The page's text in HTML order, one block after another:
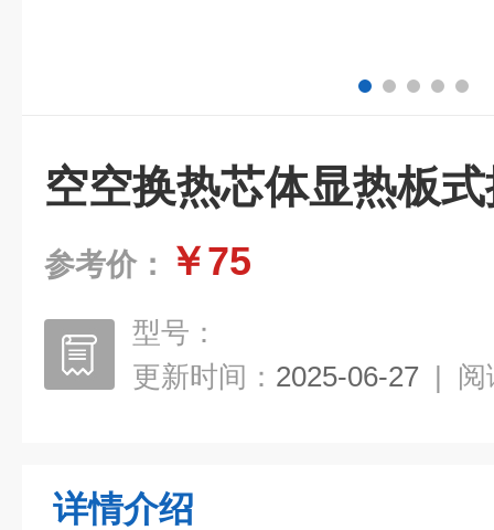
空空换热芯体显热板
参考价： ￥75
型号：
更新时间： 2025-06-27 | 阅
详情介绍